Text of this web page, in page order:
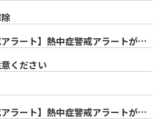
アラート】熱中症警戒アラートが発
ください
アラート】熱中症警戒アラートが発